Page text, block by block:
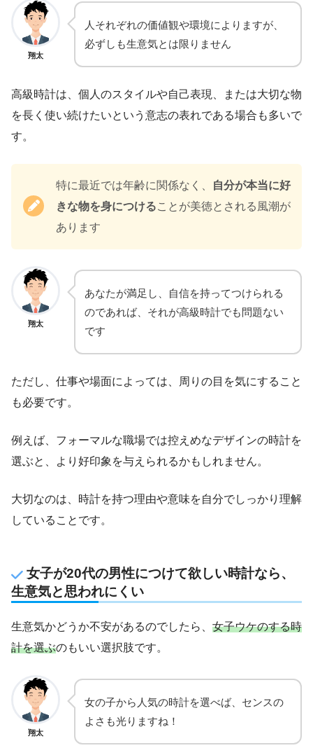
翔太
人それぞれの価値観や環境によりますが、
必ずしも生意気とは限りません
高級時計は、個人のスタイルや自己表現、または大切な物
を長く使い続けたいという意志の表れである場合も多いで
す。
特に最近では年齢に関係なく、
自分が本当に好
きな物を身につけることが美徳とされる風潮が
あります
翔太
あなたが満足し、自信を持ってつけられる
のであれば、それが高級時計でも問題ない
です
ただし、仕事や場面によっては、周りの目を気にすること
も必要です。
例えば、フォーマルな職場では控えめなデザインの時計を
選ぶと、より好印象を与えられるかもしれません。
大切なのは、時計を持つ理由や意味を自分でしっかり理解
していることです。
女子が20代の男性につけて欲しい時計なら、
生意気と思われにくい
生意気かどうか不安があるのでしたら、 女子ウケのする時
計を選ぶのもいい選択肢です。
翔太
女の子から人気の時計を選べば、センスの
よさも光りますね！